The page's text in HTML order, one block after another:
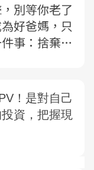
別等你老了
好爸媽，只
事：捨棄對